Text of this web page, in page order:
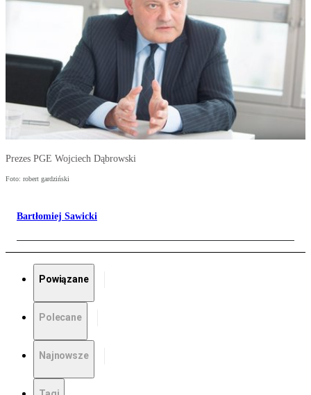
Prezes PGE Wojciech Dąbrowski
Foto: robert gardziński
Bartłomiej Sawicki
Powiązane
Polecane
Najnowsze